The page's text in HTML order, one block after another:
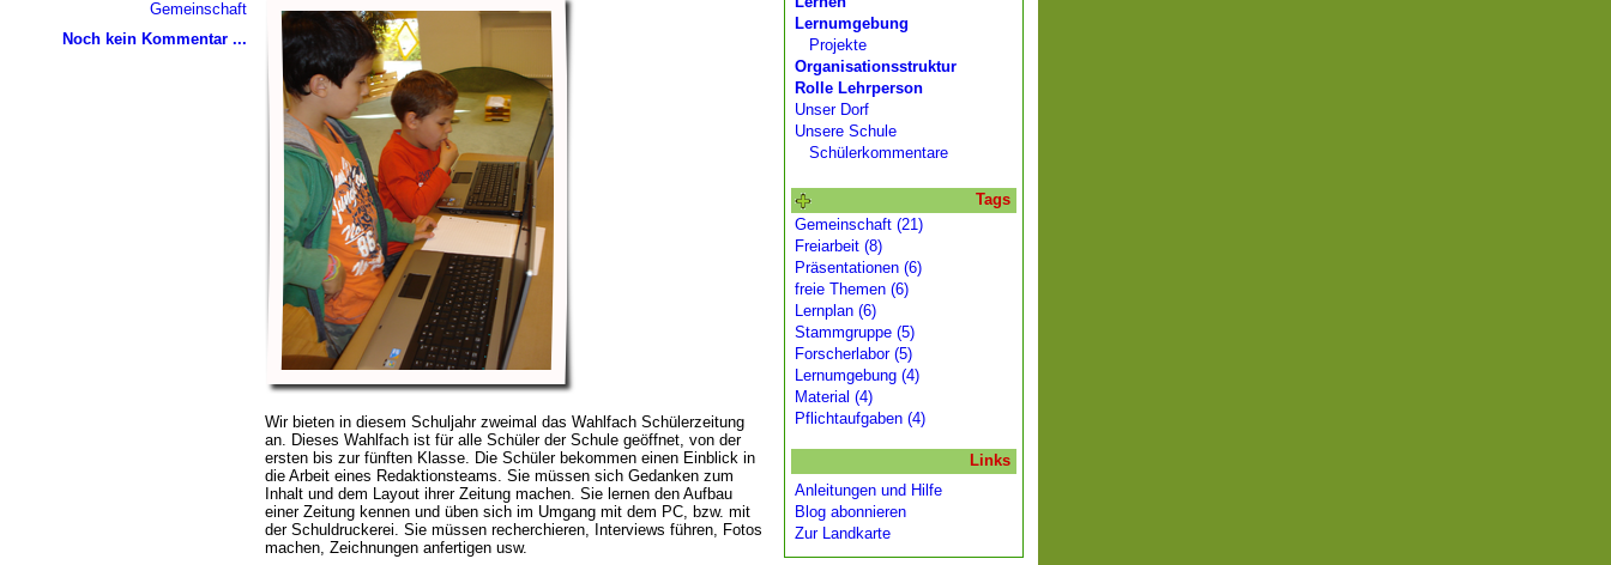
Gemeinschaft
Noch kein Kommentar ...
Wir bieten in diesem Schuljahr zweimal das Wahlfach Schülerzeitung
an. Dieses Wahlfach ist für alle Schüler der Schule geöffnet, von der
ersten bis zur fünften Klasse. Die Schüler bekommen einen Einblick in
die Arbeit eines Redaktionsteams. Sie müssen sich Gedanken zum
Inhalt und dem Layout ihrer Zeitung machen. Sie lernen den Aufbau
einer Zeitung kennen und üben sich im Umgang mit dem PC, bzw. mit
der Schuldruckerei. Sie müssen recherchieren, Interviews führen, Fotos
machen, Zeichnungen anfertigen usw.
Lernumgebung
Projekte
Organisationsstruktur
Rolle Lehrperson
Unser Dorf
Unsere Schule
Schülerkommentare
Tags
Gemeinschaft (21)
Freiarbeit (8)
Präsentationen (6)
freie Themen (6)
Lernplan (6)
Stammgruppe (5)
Forscherlabor (5)
Lernumgebung (4)
Material (4)
Pflichtaufgaben (4)
Links
Anleitungen und Hilfe
Blog abonnieren
Zur Landkarte